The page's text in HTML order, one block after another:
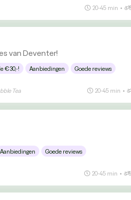
20-45 min •
van Deventer!
€30,-! Aanbiedingen Goede reviews
Tea 20-45 min •
Aanbiedingen Goede reviews
20-45 min •